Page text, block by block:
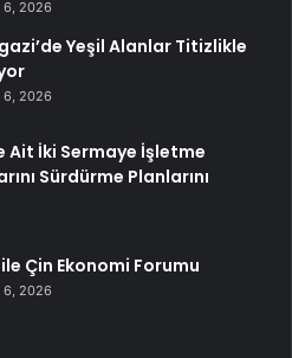
6, 2026
Yeşil Alanlar Titizlikle
6, 2026
Ait İki Sermaye İşletme
Sürdürme Planlarını
Çin Ekonomi Forumu
6, 2026